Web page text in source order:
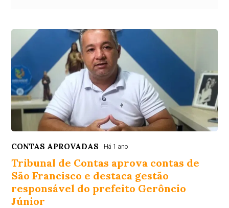
CONTAS APROVADAS Há 1 ano
Tribunal de Contas aprova contas de
São Francisco e destaca gestão
responsável do prefeito Gerôncio
Júnior